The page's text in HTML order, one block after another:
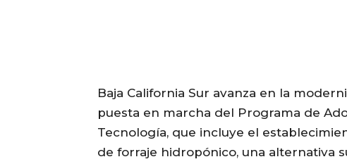
Baja California Sur avanza en la
puesta en marcha del Programa de
Tecnología, que incluye el
de forraje hidropónico, una alternativa